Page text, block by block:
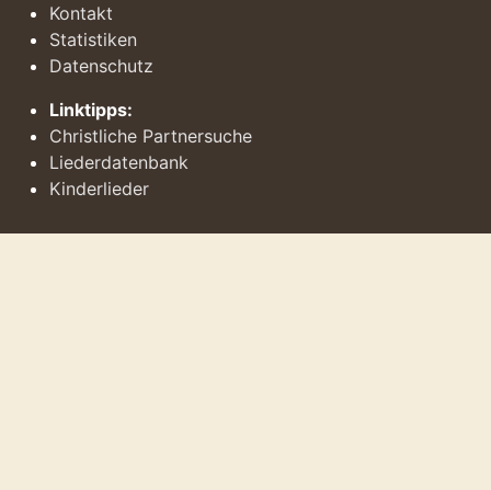
Kontakt
Statistiken
Datenschutz
Linktipps:
Christliche Partnersuche
Liederdatenbank
Kinderlieder